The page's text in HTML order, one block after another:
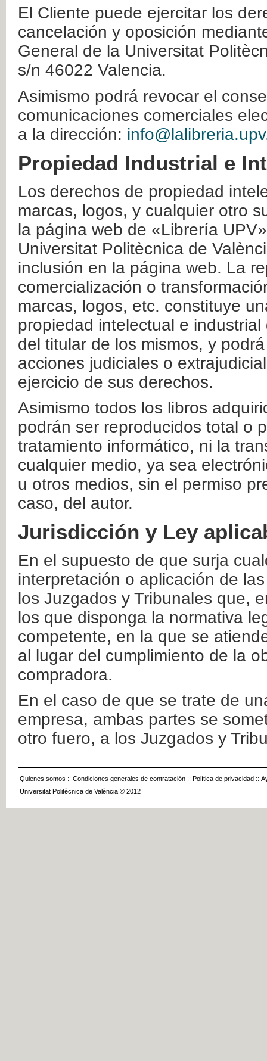
El Cliente puede ejercitar los
cancelación y oposición
General de la Universitat
s/n 46022 Valencia.
Asimismo podrá revocar el
comunicaciones comerciales
a la dirección:
Propiedad Industrial e
Los derechos de propiedad
marcas, logos, y cualquier otro
la página web de «Librería
Universitat Politècnica de
inclusión en la página web. La
comercialización o
marcas, logos, etc. constituye
propiedad intelectual e
del titular de los mismos, y
acciones judiciales o
ejercicio de sus derechos.
Asimismo todos los libros
podrán ser reproducidos total o
tratamiento informático, ni la
cualquier medio, ya sea
u otros medios, sin el permiso
caso, del autor.
Jurisdicción y Ley
En el supuesto de que surja
interpretación o aplicación de
los Juzgados y Tribunales que,
los que disponga la normativa
competente, en la que se
al lugar del cumplimiento de la
compradora.
En el caso de que se trate de
empresa, ambas partes se
otro fuero, a los Juzgados y
Quienes somos :: Condiciones generales de contratación :: Política de privacidad ::
Universitat Politècnica de València © 2012